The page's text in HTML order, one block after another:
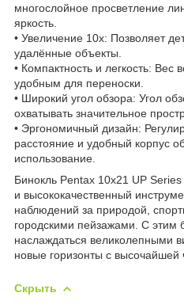
многослойное просветление
яркость.
• Увеличение 10x: Позволяет
удалённые объекты.
• Компактность и легкость: Вес
удобным для переноски.
• Широкий угол обзора: Угол
охватывать значительное
• Эргономичный дизайн:
расстояние и удобный корпус
использование.
Бинокль Pentax 10x21 UP
и высококачественный
наблюдений за природой,
городскими пейзажами. С этим
наслаждаться великолепными
новые горизонты с высочайшей
Скрыть